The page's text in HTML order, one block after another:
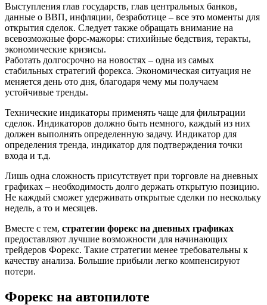
Выступления глав государств, глав центральных банков,
данные о ВВП, инфляции, безработице – все это моменты для
открытия сделок. Следует также обращать внимание на
всевозможные форс-мажоры: стихийные бедствия, теракты,
экономические кризисы.
Работать долгосрочно на новостях – одна из самых
стабильных стратегий форекса. Экономическая ситуация не
меняется день ото дня, благодаря чему мы получаем
устойчивые тренды.
Технические индикаторы применять чаще для фильтрации
сделок. Индикаторов должно быть немного, каждый из них
должен выполнять определенную задачу. Индикатор для
определения тренда, индикатор для подтверждения точки
входа и т.д.
Лишь одна сложность присутствует при торговле на дневных
графиках – необходимость долго держать открытую позицию.
Не каждый сможет удерживать открытые сделки по нескольку
недель, а то и месяцев.
Вместе с тем, стратегии форекс на дневных графиках
предоставляют лучшие возможности для начинающих
трейдеров Форекс. Такие стратегии менее требовательны к
качеству анализа. Большие прибыли легко компенсируют
потери.
Форекс на автопилоте